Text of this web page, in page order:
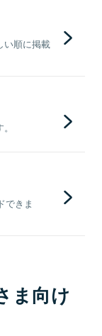
い順に掲載
できま
ま向け